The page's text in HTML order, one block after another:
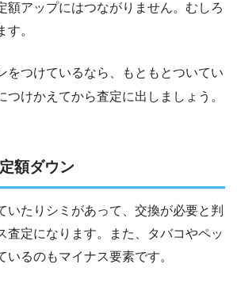
額アップにはつながりません。むしろ
。
をつけているなら、もともとついてい
つけかえてから査定に出しましょう。
額ダウン
いたりシミがあって、交換が必要と判
査定になります。また、タバコやペッ
いるのもマイナス要素です。